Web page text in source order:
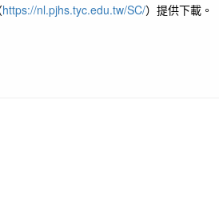
https://nl.pjhs.tyc.edu.tw/SC/）提供下載。